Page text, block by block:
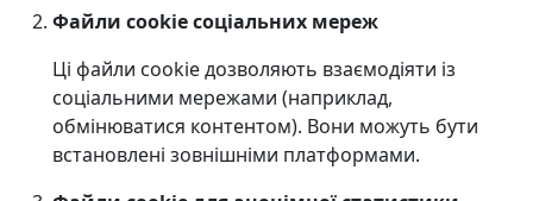
Файли cookie соціальних мереж
Ці файли cookie дозволяють взаємодіяти із
соціальними мережами (наприклад,
обмінюватися контентом). Вони можуть бути
встановлені зовнішніми платформами.